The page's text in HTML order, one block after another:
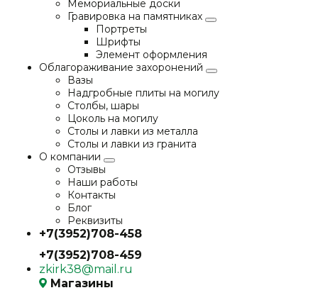
Мемориальные доски
Гравировка на памятниках
Портреты
Шрифты
Элемент оформления
Облагораживание захоронений
Вазы
Надгробные плиты на могилу
Столбы, шары
Цоколь на могилу
Столы и лавки из металла
Столы и лавки из гранита
О компании
Отзывы
Наши работы
Контакты
Блог
Реквизиты
+7(3952)708-458
+7(3952)708-459
zkirk38@mail.ru
Магазины